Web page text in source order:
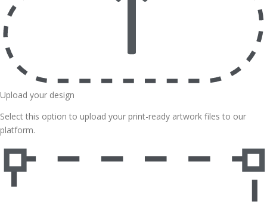
Upload your design
Select this option to upload your print-ready artwork files to our
platform.